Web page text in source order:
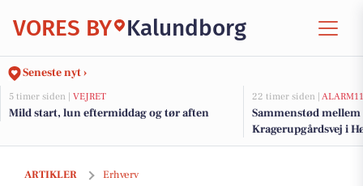
VORES BY Kalundborg
Seneste nyt ›
5 timer siden | VEJRET
Mild start, lun eftermiddag og tør aften
22 timer siden |
Sammenstød
Kragerupgårdsvej i
ARTIKLER Erhverv
Pas på falske udlejere i sommerlandet